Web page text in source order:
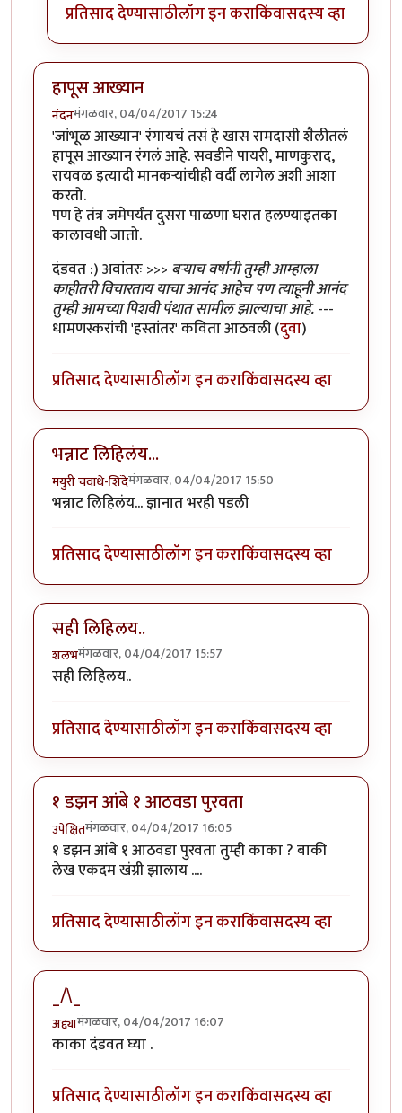
प्रतिसाद देण्यासाठीलॉग इन कराकिंवासदस्य व्हा
हापूस आख्यान
नंदनमंगळवार, 04/04/2017 15:24
'जांभूळ आख्यान' रंगायचं तसं हे खास रामदासी शैलीतलं
हापूस आख्यान रंगलं आहे. सवडीने पायरी, माणकुराद,
रायवळ इत्यादी मानकर्‍यांचीही वर्दी लागेल अशी आशा
करतो.
पण हे तंत्र जमेपर्यंत दुसरा पाळणा घरात हलण्याइतका
कालावधी जातो.
दंडवत :) अवांतरः >>> बर्‍याच वर्षानी तुम्ही आम्हाला
काहीतरी विचारताय याचा आनंद आहेच पण त्याहूनी आनंद
तुम्ही आमच्या पिशवी पंथात सामील झाल्याचा आहे.---
धामणस्करांची 'हस्तांतर' कविता आठवली (दुवा)
प्रतिसाद देण्यासाठीलॉग इन कराकिंवासदस्य व्हा
भन्नाट लिहिलंय...
मयुरी चवाथे-शिंदेमंगळवार, 04/04/2017 15:50
भन्नाट लिहिलंय... ज्ञानात भरही पडली
प्रतिसाद देण्यासाठीलॉग इन कराकिंवासदस्य व्हा
सही लिहिलय..
शलभमंगळवार, 04/04/2017 15:57
सही लिहिलय..
प्रतिसाद देण्यासाठीलॉग इन कराकिंवासदस्य व्हा
१ डझन आंबे १ आठवडा पुरवता
उपेक्षितमंगळवार, 04/04/2017 16:05
१ डझन आंबे १ आठवडा पुरवता तुम्ही काका ? बाकी
लेख एकदम खंग्री झालाय ....
प्रतिसाद देण्यासाठीलॉग इन कराकिंवासदस्य व्हा
_/\_
अद्द्यामंगळवार, 04/04/2017 16:07
काका दंडवत घ्या .
प्रतिसाद देण्यासाठीलॉग इन कराकिंवासदस्य व्हा